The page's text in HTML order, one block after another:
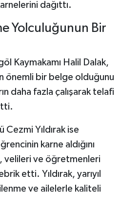
dağıttı.
Yolculuğunun Bir
Kaymakamı Halil Dalak,
önemli bir belge olduğunu
daha fazla çalışarak telafi
Cezmi Yıldırak ise
karne aldığını
velileri ve öğretmenleri
etti. Yıldırak, yarıyıl
ve ailelerle kaliteli